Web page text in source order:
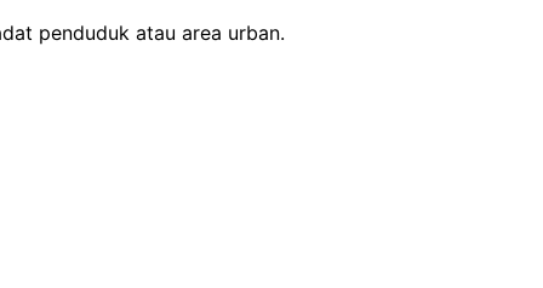
penduduk atau area urban.